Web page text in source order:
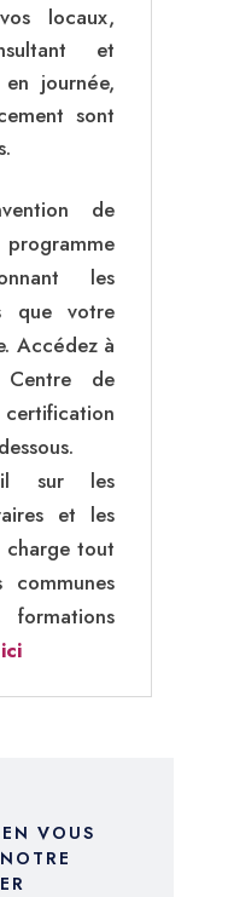
locaux,
et
journée,
sont
de
les
que votre
Accédez à
de
sur les
et les
charge tout
communes
VOUS